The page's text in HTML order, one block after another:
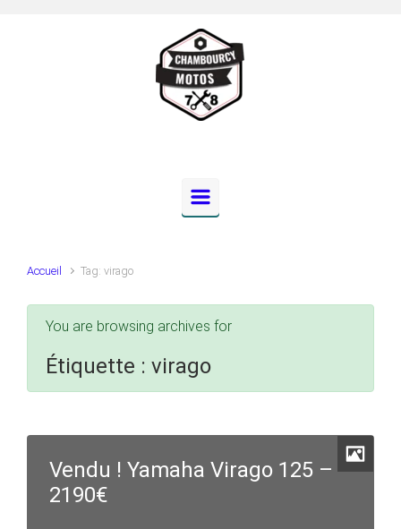
Accueil Tag: virago
You are browsing archives for
Étiquette : virago
Vendu ! Yamaha Virago 125 –
2190€